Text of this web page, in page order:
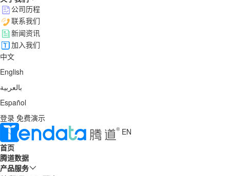
公司历程
联系我们
新闻资讯
加入我们
中文
English
بالعربية
Español
登录 免费演示
EN
首页
腾道数据
产品服务